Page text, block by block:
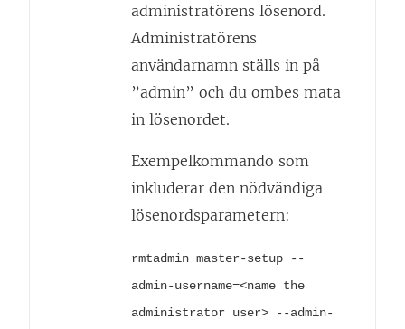
administratörens lösenord.
Administratörens
användarnamn ställs in på
”admin” och du ombes mata
in lösenordet.
Exempelkommando som
inkluderar den nödvändiga
lösenordsparametern:
rmtadmin master-setup --
admin-username=<name the
administrator user> --admin-